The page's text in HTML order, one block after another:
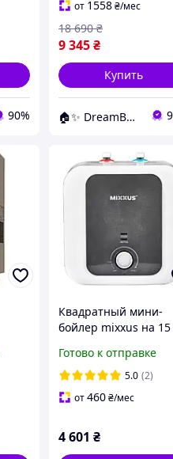
90%
от 1558₴/мес
9 345₴
18 690 ₴
Купить
🏠✨ DreamBuy ✨🏠
Квадратный мини-
бойлер mixxus на 15
защиты IPX4 под
раковину,
Накопительный
водонагреватель
Готово к отправке
5.0 (2)
от460₴/мес
4 601 ₴